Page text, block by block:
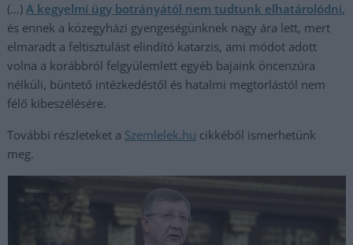
(…)A kegyelmi ügy botrányától nem tudtunk elhatárolódni,
és ennek a közegyházi gyengeségünknek nagy ára lett, mert
elmaradt a feltisztulást elindító katarzis, ami módot adott
volna a korábbról felgyülemlett egyéb bajaink öncenzúra
nélküli, büntető intézkedéstől és hatalmi megtorlástól nem
félő kibeszélésére.
További részleteket a Szemlelek.hu cikkéből ismerhetünk
meg.